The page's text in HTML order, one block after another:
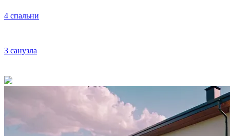
4 спальни
3 санузла